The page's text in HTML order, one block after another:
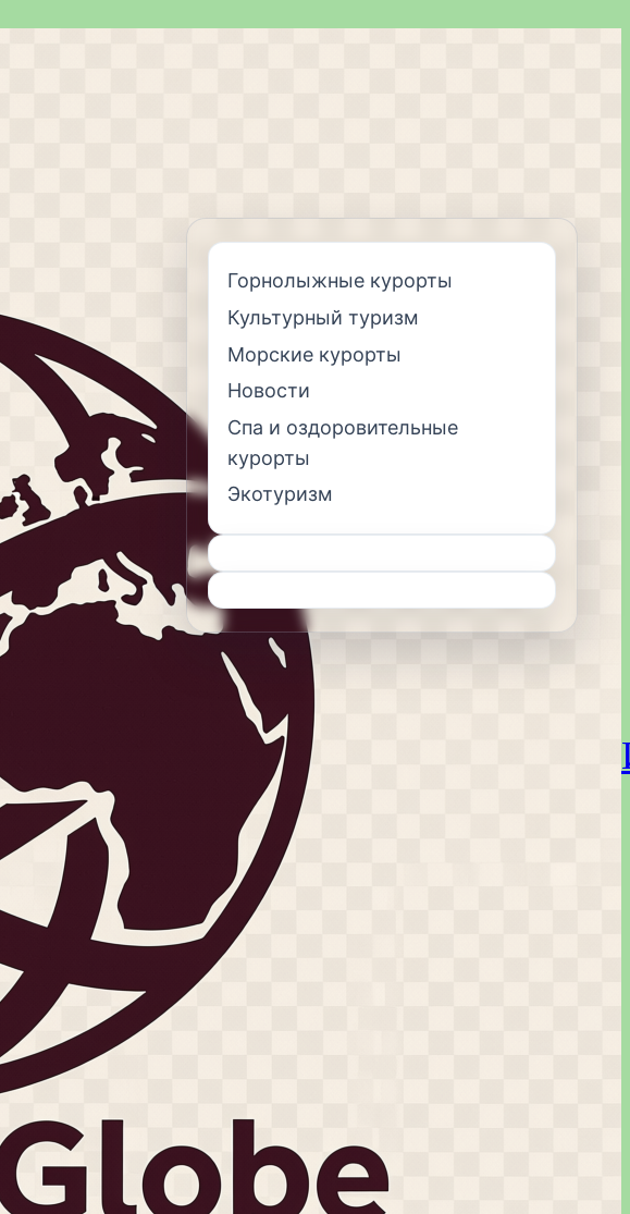
Горнолыжные курорты
Культурный туризм
Морские курорты
Новости
Спа и оздоровительные
курорты
Экотуризм